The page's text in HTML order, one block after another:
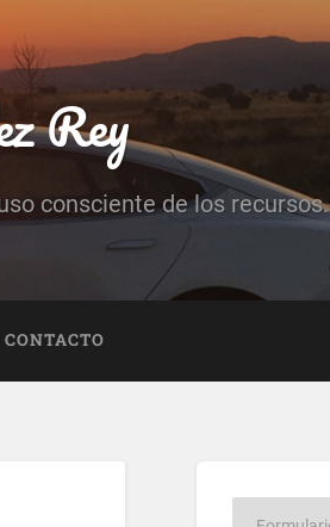
Rey
consciente de los recursos.
CONTACTO